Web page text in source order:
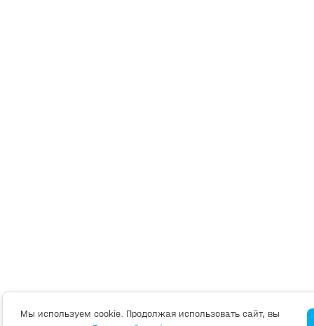
Мы используем cookie. Продолжая использовать сайт, вы